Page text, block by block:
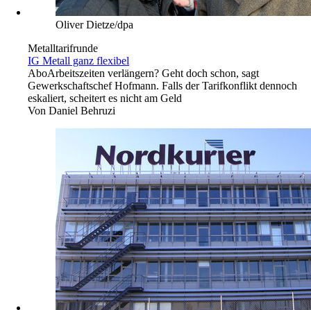
Oliver Dietze/dpa
Metalltarifrunde
IG Metall ganz flexibel
AboArbeitszeiten verlängern? Geht doch schon, sagt
Gewerkschaftschef Hofmann. Falls der Tarifkonflikt dennoch
eskaliert, scheitert es nicht am Geld
Von Daniel Behruzi